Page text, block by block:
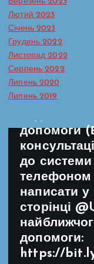
Лютий 2023
Січень 2023
Грудень 2022
Листопад 2022
Серпень 2022
Липень 2020
Липень 2019
базове
дитина
від
діяти, щоб
картках,
допомоги
до
телефоном
написати у
сторінці
допомоги:
https://